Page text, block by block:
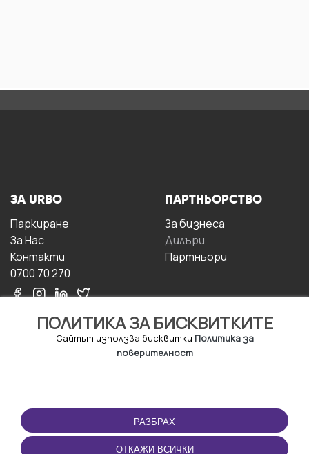
ПОЛИТИКА ЗА БИСКВИТКИТЕ
Сайтът използва бисквитки Политика за
поверителност
РАЗБРАХ
ОТКАЖИ ВСИЧКИ
ЗА URBO
Паркиране
За Hас
Контакти
0700 70 270
ПАРТНЬОРСТВО
За бизнесa
Дилъри
Партньори
ПОЛЗВАНЕ
Правила и условия за
ползване
ПРИЛОЖЕНИЕТО